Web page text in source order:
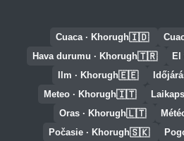
🇮🇩
Cuaca · Khorugh
El
🇹🇷
Hava durumu · Khorugh
🇪🇪
Ilm · Khorugh
🇮🇹
Meteo · Khorugh
🇱🇹
Oras · Khorugh
🇸🇰
Počasie · Khorugh